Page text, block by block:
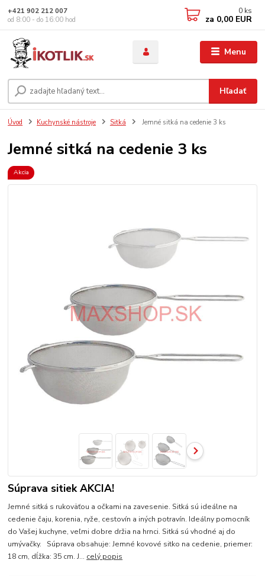
Menu
Hľadať
+421 902 212 007
od 8:00 - do 16:00 hod
0 ks
za 0,00 EUR
Úvod Kuchynské nástroje Sitká Jemné sitká na cedenie 3 ks
Jemné sitká na cedenie 3 ks
Akcia
Súprava sitiek AKCIA!
Jemné sitká s rukoväťou a očkami na zavesenie. Sitká sú ideálne na
cedenie čaju, korenia, ryže, cestovín a iných potravín. Ideálny pomocník
do Vašej kuchyne, veľmi dobre držia na hrnci. Sitká sú vhodné aj do
umývačky. Súprava obsahuje: Jemné kovové sitko na cedenie, priemer:
18 cm, dĺžka: 35 cm. J... celý popis